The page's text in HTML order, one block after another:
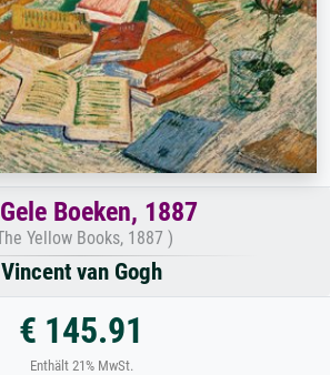
Boeken, 1887
Yellow Books, 1887 )
Vincent van Gogh
€ 145.91
Enthält 21% MwSt.